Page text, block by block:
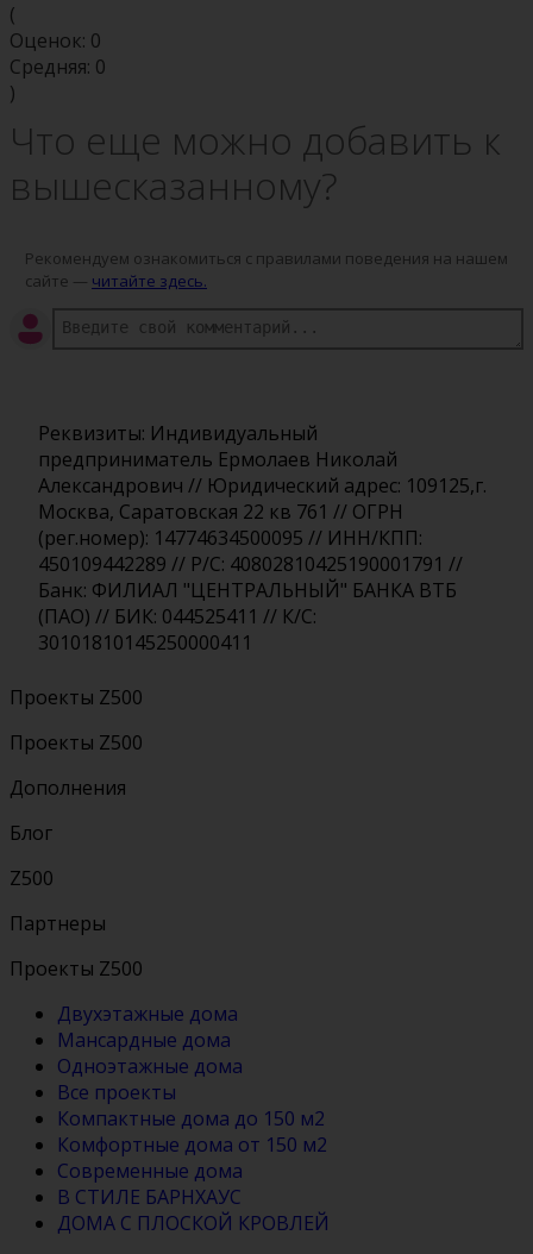
(
Оценок: 0
Средняя: 0
)
Что еще можно добавить к
вышесказанному?
Рекомендуем ознакомиться с правилами поведения на нашем
сайте — читайте здесь.
Реквизиты: Индивидуальный
предприниматель Ермолаев Николай
Александрович // Юридический адрес: 109125,г.
Москва, Саратовская 22 кв 761 // ОГРН
(рег.номер): 14774634500095 // ИНН/КПП:
450109442289 // Р/С: 40802810425190001791 //
Банк: ФИЛИАЛ "ЦЕНТРАЛЬНЫЙ" БАНКА ВТБ
(ПАО) // БИК: 044525411 // К/С:
30101810145250000411
Проекты Z500
Проекты Z500
Дополнения
Блог
Z500
Партнеры
Проекты Z500
Двухэтажные дома
Мансардные дома
Одноэтажные дома
Все проекты
Компактные дома до 150 м2
Комфортные дома от 150 м2
Современные дома
В СТИЛЕ БАРНХАУС
ДОМА С ПЛОСКОЙ КРОВЛЕЙ